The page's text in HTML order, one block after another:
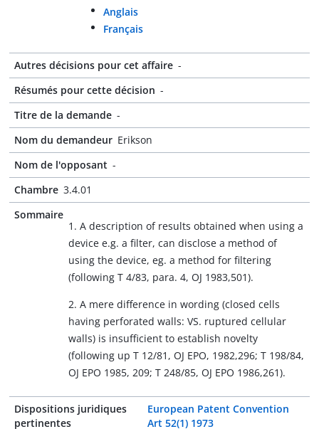
Anglais
Français
Autres décisions pour cet affaire -
Résumés pour cette décision -
Titre de la demande -
Nom du demandeur Erikson
Nom de l'opposant -
Chambre 3.4.01
Sommaire
1. A description of results obtained when using a
device e.g. a filter, can disclose a method of
using the device, eg. a method for filtering
(following T 4/83, para. 4, OJ 1983,501).
2. A mere difference in wording (closed cells
having perforated walls: VS. ruptured cellular
walls) is insufficient to establish novelty
(following up T 12/81, OJ EPO, 1982,296; T 198/84,
OJ EPO 1985, 209; T 248/85, OJ EPO 1986,261).
Dispositions juridiques
pertinentes
European Patent Convention
Art 52(1) 1973